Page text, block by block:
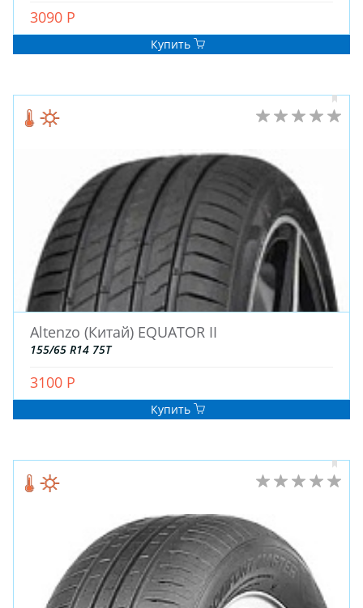
3090 Р
Купить
Altenzo (Китай) EQUATOR II
155/65 R14 75T
3100 Р
Купить